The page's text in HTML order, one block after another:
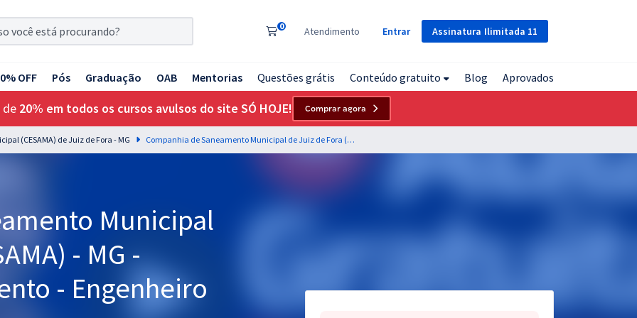
Assinatura Ilimitada 11
0 Atendimento Entrar
OFF Pós Graduação OAB Mentorias Questões grátis Conteúdo gratuito Blog Aprovados
de 20% em todos os cursos avulsos do site SÓ HOJE! Comprar agora
(CESAMA) de Juiz de Fora - MG Companhia de Saneamento Municipal de Juiz de Fora (CESAMA) - MG - Analista de Saneamento - Engenheiro Elétrico (Pós-Edital)
Municipal
- MG -
- Engenheiro